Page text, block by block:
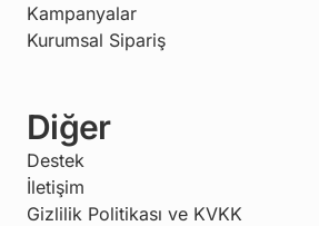
Kampanyalar
Kurumsal Sipariş
Diğer
Destek
İletişim
Gizlilik Politikası ve KVKK